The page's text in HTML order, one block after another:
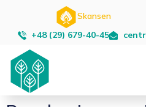
Skansen
+48 (29) 679-40-45